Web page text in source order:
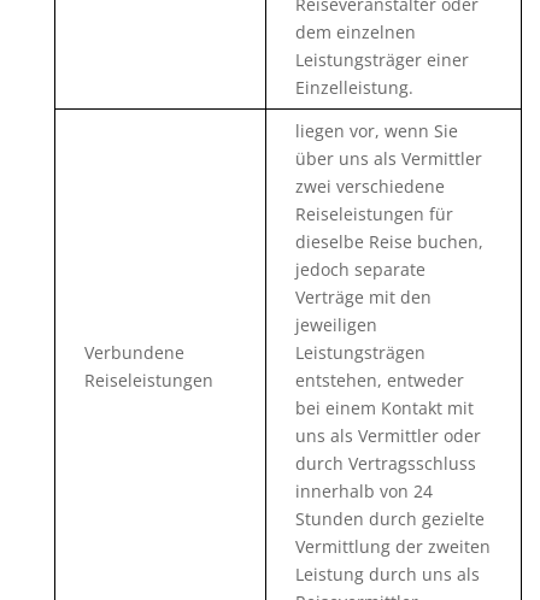
dem einzelnen
Leistungsträger einer
Einzelleistung.
Verbundene
Reiseleistungen
liegen vor, wenn Sie
über uns als Vermittler
zwei verschiedene
Reiseleistungen für
dieselbe Reise buchen,
jedoch separate
Verträge mit den
jeweiligen
Leistungsträgen
entstehen, entweder
bei einem Kontakt mit
uns als Vermittler oder
durch Vertragsschluss
innerhalb von 24
Stunden durch gezielte
Vermittlung der zweiten
Leistung durch uns als